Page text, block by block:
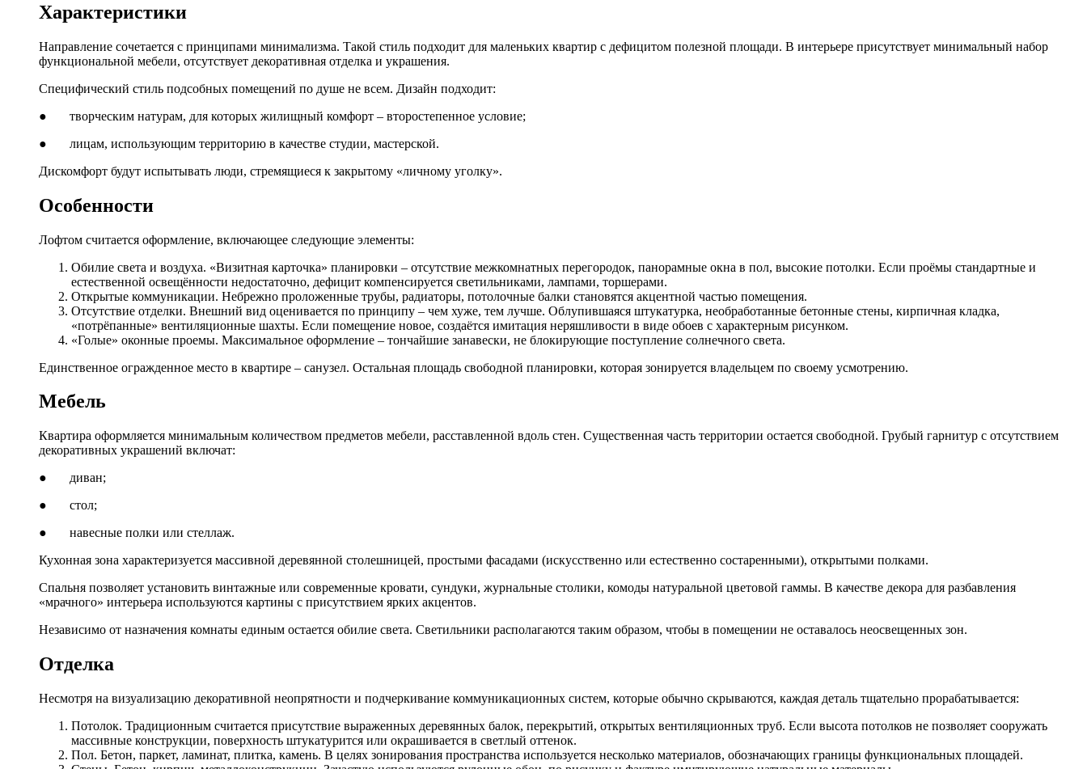
Характеристики
Направление сочетается с принципами минимализма. Такой стиль подходит для маленьких квартир с дефицитом полезной площади. В интерьере присутствует минимальный набор
функциональной мебели, отсутствует декоративная отделка и украшения.
Специфический стиль подсобных помещений по душе не всем. Дизайн подходит:
● творческим натурам, для которых жилищный комфорт – второстепенное условие;
● лицам, использующим территорию в качестве студии, мастерской.
Дискомфорт будут испытывать люди, стремящиеся к закрытому «личному уголку».
Особенности
Лофтом считается оформление, включающее следующие элементы:
Обилие света и воздуха. «Визитная карточка» планировки – отсутствие межкомнатных перегородок, панорамные окна в пол, высокие потолки. Если проёмы стандартные и
естественной освещённости недостаточно, дефицит компенсируется светильниками, лампами, торшерами.
Открытые коммуникации. Небрежно проложенные трубы, радиаторы, потолочные балки становятся акцентной частью помещения.
Отсутствие отделки. Внешний вид оценивается по принципу – чем хуже, тем лучше. Облупившаяся штукатурка, необработанные бетонные стены, кирпичная кладка,
«потрёпанные» вентиляционные шахты. Если помещение новое, создаётся имитация неряшливости в виде обоев с характерным рисунком.
«Голые» оконные проемы. Максимальное оформление – тончайшие занавески, не блокирующие поступление солнечного света.
Единственное огражденное место в квартире – санузел. Остальная площадь свободной планировки, которая зонируется владельцем по своему усмотрению.
Мебель
Квартира оформляется минимальным количеством предметов мебели, расставленной вдоль стен. Существенная часть территории остается свободной. Грубый гарнитур с отсутствием
декоративных украшений включат:
● диван;
● стол;
● навесные полки или стеллаж.
Кухонная зона характеризуется массивной деревянной столешницей, простыми фасадами (искусственно или естественно состаренными), открытыми полками.
Спальня позволяет установить винтажные или современные кровати, сундуки, журнальные столики, комоды натуральной цветовой гаммы. В качестве декора для разбавления
«мрачного» интерьера используются картины с присутствием ярких акцентов.
Независимо от назначения комнаты единым остается обилие света. Светильники располагаются таким образом, чтобы в помещении не оставалось неосвещенных зон.
Отделка
Несмотря на визуализацию декоративной неопрятности и подчеркивание коммуникационных систем, которые обычно скрываются, каждая деталь тщательно прорабатывается:
Потолок. Традиционным считается присутствие выраженных деревянных балок, перекрытий, открытых вентиляционных труб. Если высота потолков не позволяет сооружать
массивные конструкции, поверхность штукатурится или окрашивается в светлый оттенок.
Пол. Бетон, паркет, ламинат, плитка, камень. В целях зонирования пространства используется несколько материалов, обозначающих границы функциональных площадей.